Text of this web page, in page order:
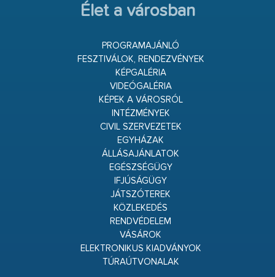
Élet a városban
PROGRAMAJÁNLÓ
FESZTIVÁLOK, RENDEZVÉNYEK
KÉPGALÉRIA
VIDEÓGALÉRIA
KÉPEK A VÁROSRÓL
INTÉZMÉNYEK
CIVIL SZERVEZETEK
EGYHÁZAK
ÁLLÁSAJÁNLATOK
EGÉSZSÉGÜGY
IFJÚSÁGÜGY
JÁTSZÓTEREK
KÖZLEKEDÉS
RENDVÉDELEM
VÁSÁROK
ELEKTRONIKUS KIADVÁNYOK
TÚRAÚTVONALAK